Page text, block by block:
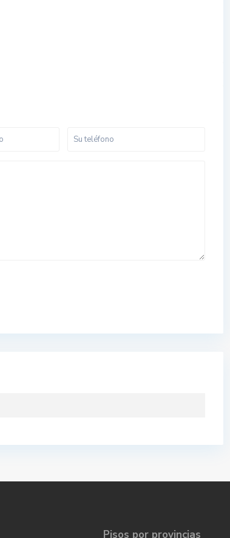
Pisos por provincias